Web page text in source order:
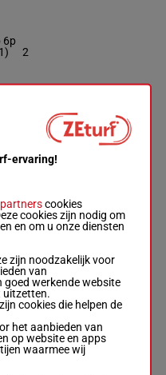
6p
2
3p
ervaring!
partnerscookies
cookies zijn nodig om
en om u onze diensten
zijn noodzakelijk voor
van
goed werkende website
uitzetten.
cookies die helpen de
het aanbieden van
op website en apps
waarmee wij